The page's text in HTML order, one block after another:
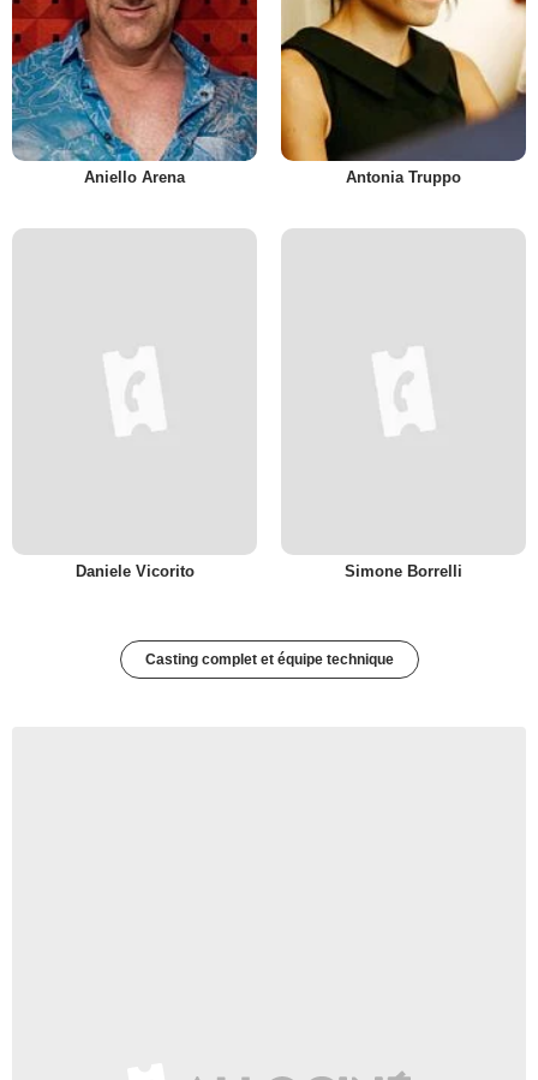
Aniello Arena Antonia Truppo
Daniele Vicorito Simone Borrelli
Casting complet et équipe technique